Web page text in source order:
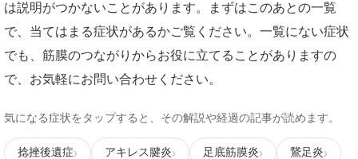
は説明がつかないことがあります。まずはこのあとの一覧
で、当てはまる症状があるかご覧ください。一覧にない症状
でも、筋膜のつながりからお役に立てることがありますの
で、お気軽にお問い合わせください。
気になる症状をタップすると、その解説や経過の記事が読めます。
捻挫後遺症 アキレス腱炎 足底筋膜炎 鵞足炎